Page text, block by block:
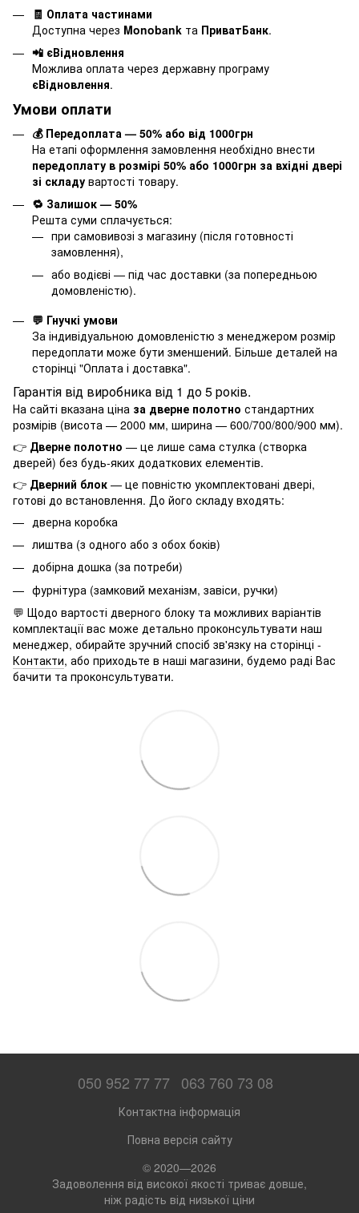
🧾 Оплата частинами
Доступна через Monobank та ПриватБанк.
📲 єВідновлення
Можлива оплата через державну програму
єВідновлення.
Умови оплати
💰 Передоплата — 50% або від 1000грн
На етапі оформлення замовлення необхідно внести
передоплату в розмірі 50% або 1000грн за вхідні двері
зі складу вартості товару.
🔁 Залишок — 50%
Решта суми сплачується:
при самовивозі з магазину (після готовності
замовлення),
або водієві — під час доставки (за попередньою
домовленістю).
💬 Гнучкі умови
За індивідуальною домовленістю з менеджером розмір
передоплати може бути зменшений. Більше деталей на
сторінці "Оплата і доставка".
Гарантія від виробника від 1 до 5 років.
На сайті вказана ціна за дверне полотно стандартних
розмірів (висота — 2000 мм, ширина — 600/700/800/900 мм).
👉 Дверне полотно — це лише сама стулка (створка
дверей) без будь-яких додаткових елементів.
👉 Дверний блок — це повністю укомплектовані двері,
готові до встановлення. До його складу входять:
дверна коробка
лиштва (з одного або з обох боків)
добірна дошка (за потреби)
фурнітура (замковий механізм, завіси, ручки)
💬 Щодо вартості дверного блоку та можливих варіантів
комплектації вас може детально проконсультувати наш
менеджер, обирайте зручний спосіб зв'язку на сторінці -
Контакти, або приходьте в наші магазини, будемо раді Вас
бачити та проконсультувати.
050 952 77 77 063 760 73 08
Контактна інформація
Повна версія сайту
© 2020—2026
Задоволення від високої якості триває довше,
ніж радість від низької ціни